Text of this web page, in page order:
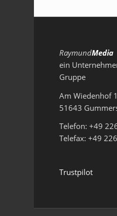
RaymundMedia
ein
Gruppe
Am Wiedenhof
51643
Telefon: +49
Telefax: +49
Trustpilot